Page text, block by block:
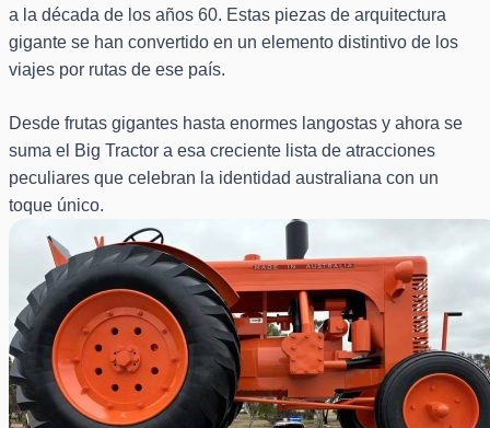
a la década de los años 60. Estas piezas de arquitectura
gigante se han convertido en un elemento distintivo de los
viajes por rutas de ese país.
Desde frutas gigantes hasta enormes langostas y ahora se
suma el Big Tractor a esa creciente lista de atracciones
peculiares que celebran la identidad australiana con un
toque único.